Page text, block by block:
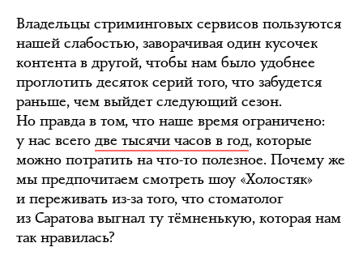
Владельцы стриминговых сервисов пользуются
нашей слабостью, заворачивая один кусочек
контента в другой, чтобы нам было удобнее
проглотить десяток серий того, что забудется
раньше, чем выйдет следующий сезон.
Но правда в том, что наше время ограничено:
у нас всего две тысячи часов в год, которые
можно потратить на что-то полезное. Почему же
мы предпочитаем смотреть шоу «Холостяк»
и переживать из-за того, что стоматолог
из Саратова выгнал ту тёмненькую, которая нам
так нравилась?